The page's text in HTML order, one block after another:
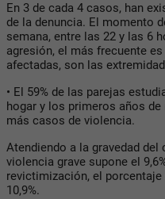
En 3 de cada 4 casos, han
de la denuncia. El momento
semana, entre las 22 y las 6
agresión, el más frecuente
afectadas, son las
• El 59% de las parejas
hogar y los primeros años
más casos de violencia.
Atendiendo a la gravedad
violencia grave supone el
revictimización, el
10,9%.